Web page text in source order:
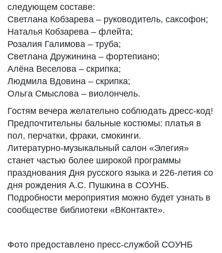
следующем составе:
Светлана Кобзарева – руководитель, саксофон;
Наталья Кобзарева – флейта;
Розалия Галимова – труба;
Светлана Дружинина – фортепиано;
Алёна Веселова – скрипка;
Людмила Вдовина – скрипка;
Ольга Смыслова – виолончель.
Гостям вечера желательно соблюдать дресс-код!
Предпочтительны бальные костюмы: платья в
пол, перчатки, фраки, смокинги.
Литературно-музыкальный салон «Элегия»
станет частью более широкой программы
празднования Дня русского языка и 226-летия со
дня рождения А.С. Пушкина в СОУНБ.
Подробности мероприятия можно будет узнать в
сообществе библиотеки «ВКонтакте».
Фото предоставлено пресс-службой СОУНБ